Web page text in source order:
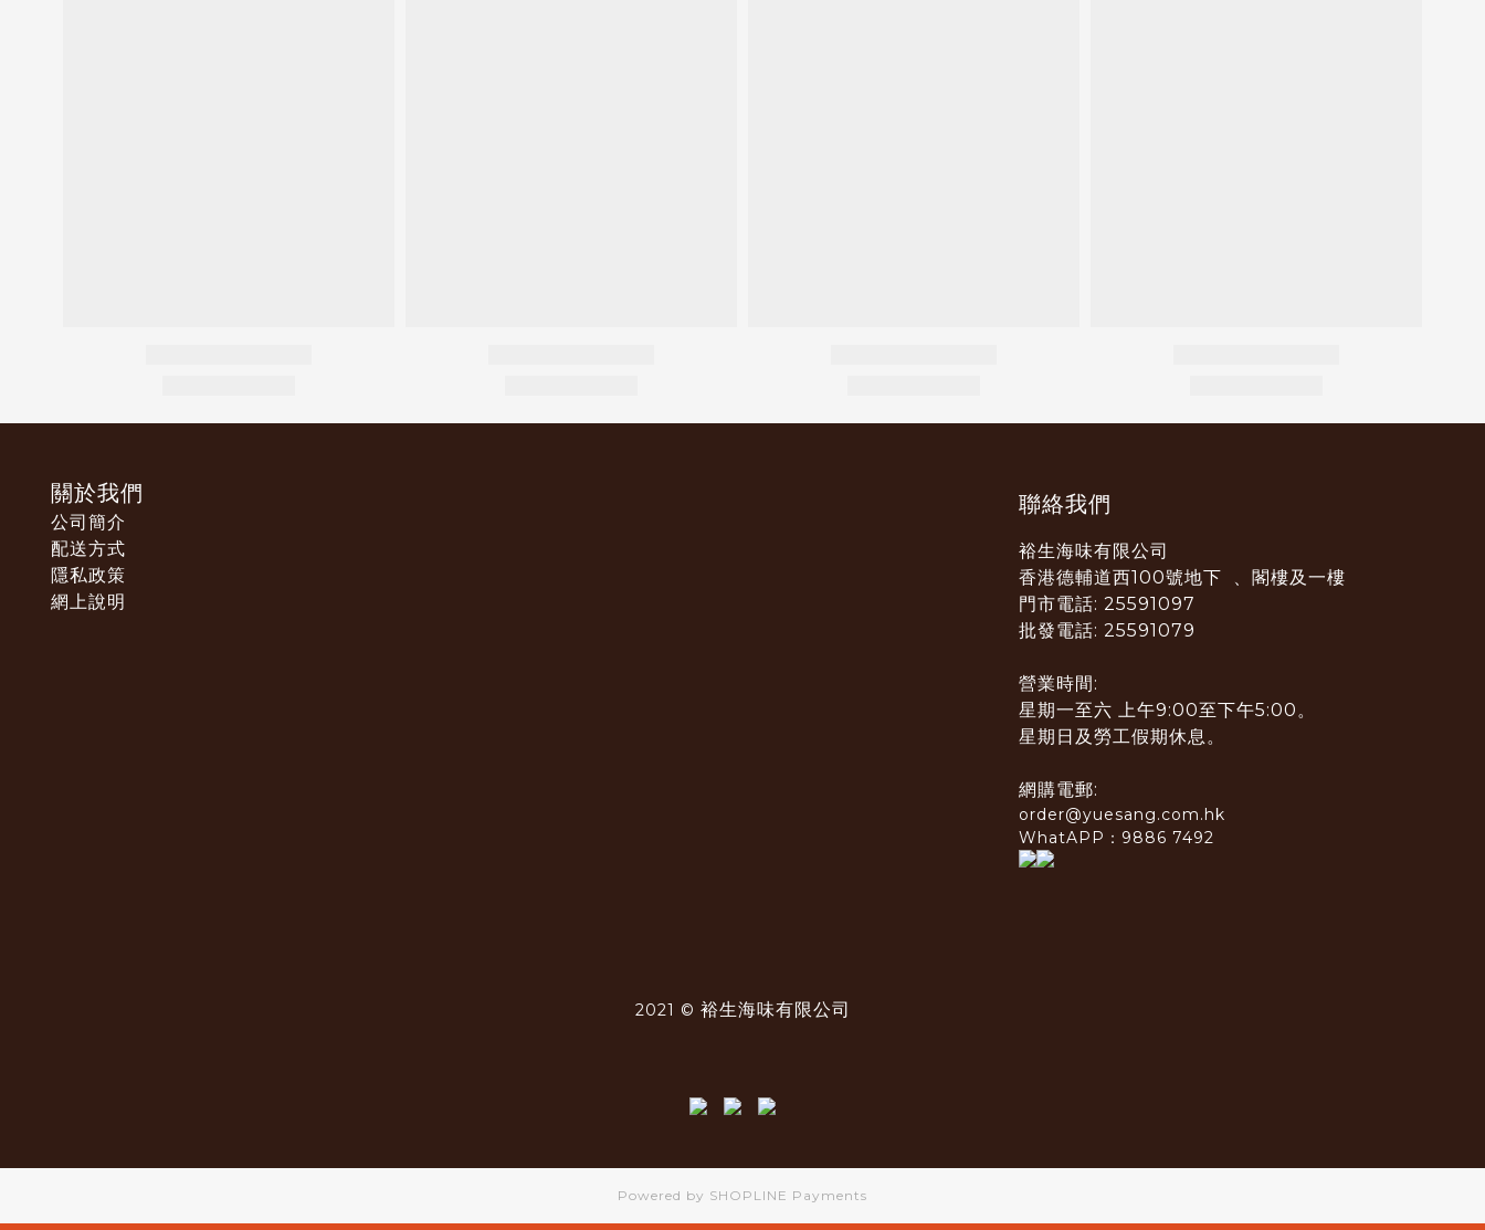
關於我們
公司簡介
配送方式
隱私政策
網上說明
聯絡我們
裕生海味有限公司
香港德輔道西100號地下 、閣樓及一樓
門市電話: 25591097
批發電話: 25591079
營業時間:
星期一至六 上午9:00至下午5:00。
星期日及勞工假期休息。
網購電郵:
order@yuesang.com.hk
WhatAPP：9886 7492
2021 © 裕生海味有限公司
Powered by SHOPLINE Payments